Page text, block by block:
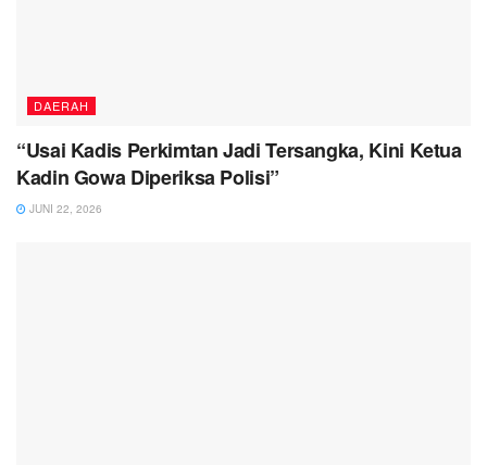
DAERAH
“Usai Kadis Perkimtan Jadi Tersangka, Kini Ketua
Kadin Gowa Diperiksa Polisi”
JUNI 22, 2026